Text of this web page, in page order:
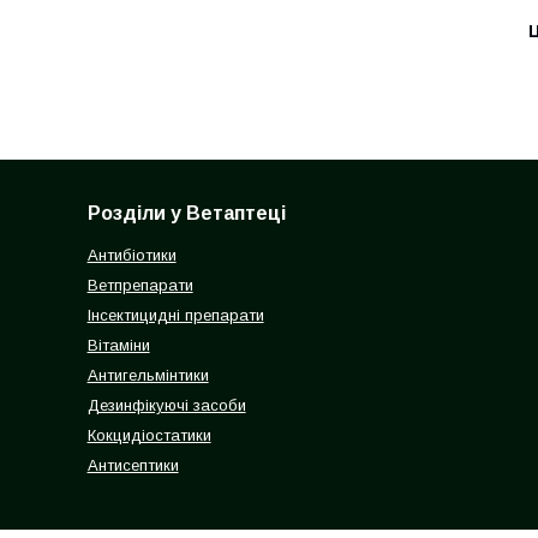
Розділи у Ветаптеці
Антибіотики
Ветпрепарати
Інсектицидні препарати
Вітаміни
Антигельмінтики
Дезинфікуючі засоби
Кокцидіостатики
Антисептики